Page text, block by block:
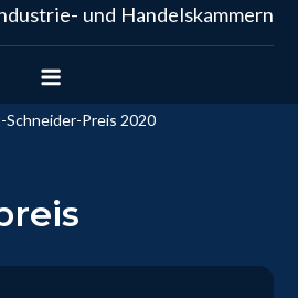
und Handelskammern